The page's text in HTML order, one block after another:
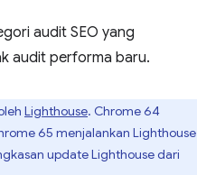
audit SEO yang
audit performa baru.
Lighthouse. Chrome 64
65 menjalankan Lighthouse
update Lighthouse dari